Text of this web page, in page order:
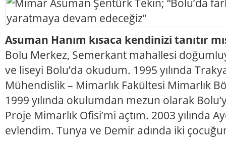
Asuman Hanım kısaca kendinizi tanıtır
Bolu Merkez, Semerkant mahallesi
ve liseyi Bolu’da okudum. 1995 yılında
Mühendislik – Mimarlık Fakültesi Mimarlık
1999 yılında okulumdan mezun olarak
Proje Mimarlık Ofisi’mi açtım. 2003 yılında
evlendim. Tunya ve Demir adında iki